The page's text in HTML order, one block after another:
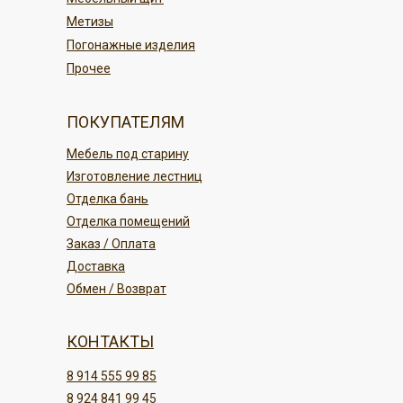
Отделка бань
Изготовление лестниц
Мебель под старину
ПОКУПАТЕЛЯМ
Прочее
Метизы
Погонажные изделия
8 914 555 99 85
8 924 841 99 45
КОНТАКТЫ
Обмен / Возврат
Отделка помещений
Заказ / Оплата
Доставка